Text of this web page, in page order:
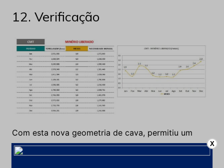
Com esta nova geometria de cava, permitiu um
aumento de minério liberado na mina, a parti do
mês de setembro conforme o gráfico acima.
13. Depoimento X